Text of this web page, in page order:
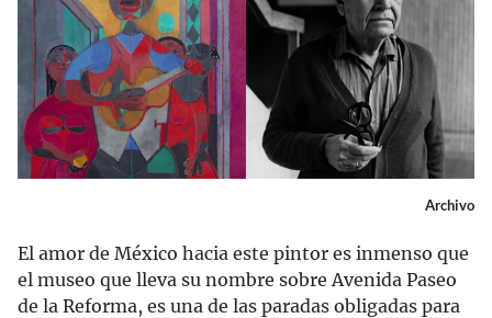
Archivo
El amor de México hacia este pintor es inmenso que
el museo que lleva su nombre sobre Avenida Paseo
de la Reforma, es una de las paradas obligadas para